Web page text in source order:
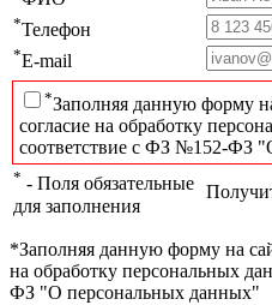
*Телефон
*E-mail
*Заполняя данную форму
согласие на обработку
соответствие с ФЗ №152-ФЗ
* - Поля обязательные
для заполнения
*Заполняя данную форму на
на обработку персональных
ФЗ "О персональных данных"